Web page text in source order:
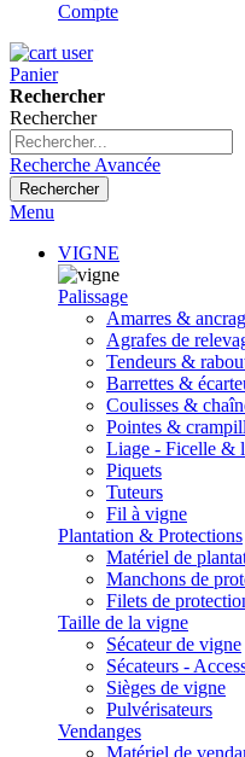
Compte
Panier
Rechercher
Rechercher
Recherche Avancée
Rechercher
Menu
VIGNE
Palissage
Amarres &
Agrafes de
Tendeurs &
Barrettes &
Coulisses &
Pointes &
Liage - Ficelle &
Piquets
Tuteurs
Fil à vigne
Plantation & Protections
Matériel de
Manchons de
Filets de
Taille de la vigne
Sécateur de vigne
Sécateurs -
Sièges de vigne
Pulvérisateurs
Vendanges
Matériel de